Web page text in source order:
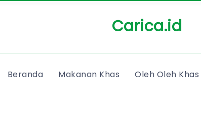
Carica.id
Beranda Makanan Khas Oleh Oleh Khas